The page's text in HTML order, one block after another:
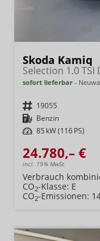
Skoda Kamiq
sofort lieferbar
Fahrzeugnr. 19055
Kraftstoff Benzin
Leistung 85 kW (116 PS)
24.780,– €
incl. 19% MwSt.
Verbrauch
CO2-Klasse: E
CO2-Emissionen: